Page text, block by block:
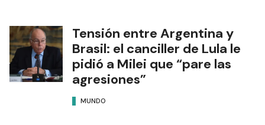
Tensión entre Argentina y
Brasil: el canciller de Lula le
pidió a Milei que “pare las
agresiones”
MUNDO